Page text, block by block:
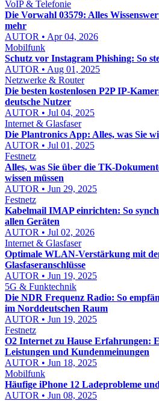
VoIP & Telefonie
Die Vorwahl 03579: Alles
mehr
AUTOR • Apr 04, 2026
Mobilfunk
Schutz vor Instagram Phishing: So
AUTOR • Aug 01, 2025
Netzwerke & Router
Die besten kostenlosen P2P IP-
deutsche Nutzer
AUTOR • Jul 04, 2025
Internet & Glasfaser
Die Plantronics App: Alles, was Sie
AUTOR • Jul 01, 2025
Festnetz
Alles, was Sie über die TK-
wissen müssen
AUTOR • Jun 29, 2025
Festnetz
Kabelmail IMAP einrichten: So
allen Geräten
AUTOR • Jul 02, 2026
Internet & Glasfaser
Optimale WLAN-Verstärkung mit
Glasfaseranschlüsse
AUTOR • Jun 19, 2025
5G & Funktechnik
Die NDR Frequenz Radio: So
im Norddeutschen Raum
AUTOR • Jun 19, 2025
Festnetz
O2 Internet zu Hause Erfahrungen:
Leistungen und Kundenmeinungen
AUTOR • Jun 18, 2025
Mobilfunk
Häufige iPhone 12 Ladeprobleme
AUTOR • Jun 08, 2025